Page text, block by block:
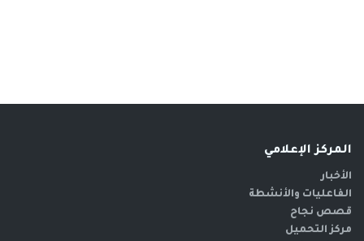
المركز الإعلامي
الأخبار
الفاعليات والأنشطة
قصص نجاح
مركز التحميل